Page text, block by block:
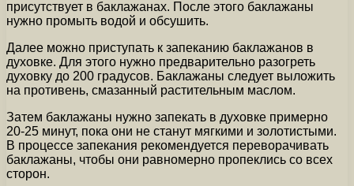
присутствует в баклажанах. После этого баклажаны
нужно промыть водой и обсушить.
Далее можно приступать к запеканию баклажанов в
духовке. Для этого нужно предварительно разогреть
духовку до 200 градусов. Баклажаны следует выложить
на противень, смазанный растительным маслом.
Затем баклажаны нужно запекать в духовке примерно
20-25 минут, пока они не станут мягкими и золотистыми.
В процессе запекания рекомендуется переворачивать
баклажаны, чтобы они равномерно пропеклись со всех
сторон.